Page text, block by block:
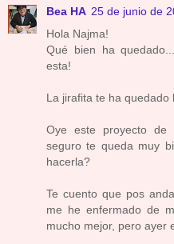
Bea HA 25 de junio de
Hola Najma!
Qué bien ha
esta!
La jirafita te ha quedado
Oye este proyecto de
seguro te queda muy
hacerla?
Te cuento que pos
me he enfermado de
mucho mejor, pero ayer